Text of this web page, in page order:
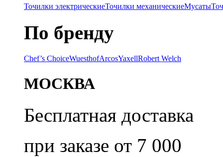
Точилки электрическиеТочилки механическиеМусаты
По бренду
Chef’s ChoiceWuesthofArcosYaxellRobert Welch
МОСКВА
Бесплатная доставка
при заказе от 7 000